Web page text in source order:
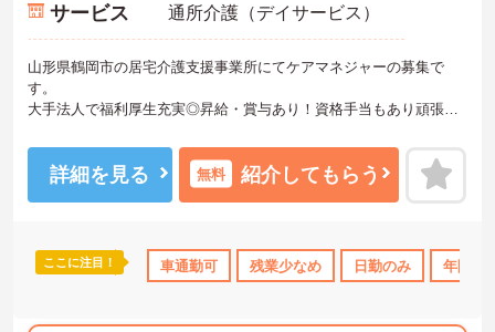
サービス 通所介護（デイサービス）
山形県鶴岡市の居宅介護支援事業所にてケアマネジャーの募集で
す。
大手法人で福利厚生充実◎昇給・賞与あり！資格手当もあり頑張り
年間休日は111日で完全週休二日制！残業は月平均4時間とプライベ
ートの時間も大切にできます。
ご興味ある方は面接ポイントをお伝えしますので、お気軽にご連絡
詳細を見る 無料 紹介してもらう
ここに注目！ 車通勤可 残業少なめ 日勤のみ 年間休